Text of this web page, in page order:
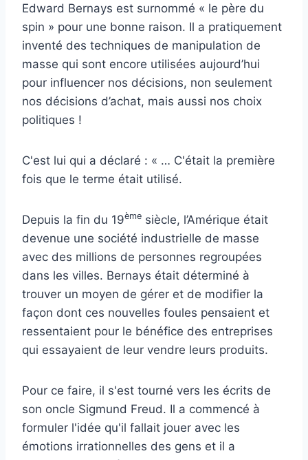
Edward Bernays est surnommé « le père du
spin » pour une bonne raison. Il a pratiquement
inventé des techniques de manipulation de
masse qui sont encore utilisées aujourd’hui
pour influencer nos décisions, non seulement
nos décisions d’achat, mais aussi nos choix
politiques !
C'est lui qui a déclaré : « … C'était la première
fois que le terme était utilisé.
Depuis la fin du 19ème siècle, l’Amérique était
devenue une société industrielle de masse
avec des millions de personnes regroupées
dans les villes. Bernays était déterminé à
trouver un moyen de gérer et de modifier la
façon dont ces nouvelles foules pensaient et
ressentaient pour le bénéfice des entreprises
qui essayaient de leur vendre leurs produits.
Pour ce faire, il s'est tourné vers les écrits de
son oncle Sigmund Freud. Il a commencé à
formuler l'idée qu'il fallait jouer avec les
émotions irrationnelles des gens et il a